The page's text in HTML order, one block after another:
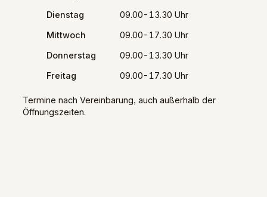
Dienstag
09.00-13.30 Uhr
Mittwoch
09.00-17.30 Uhr
Donnerstag
09.00-13.30 Uhr
Freitag
09.00-17.30 Uhr
Termine nach Vereinbarung, auch außerhalb der
Öffnungszeiten.